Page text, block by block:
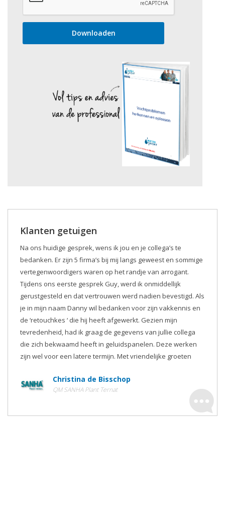
Klanten getuigen
Na ons huidige gesprek, wens ik jou en je collega’s te
bedanken. Er zijn 5 firma’s bij mij langs geweest en sommige
vertegenwoordigers waren op het randje van arrogant.
Tijdens ons eerste gesprek Guy, werd ik onmiddellijk
gerustgesteld en dat vertrouwen werd nadien bevestigd. Als
je in mijn naam Danny wil bedanken voor zijn vakkennis en
de ‘retouchkes ‘ die hij heeft afgewerkt. Gezien mijn
tevredenheid, had ik graag de gegevens van jullie collega
die zich bekwaamd heeft in geluidspanelen. Deze werken
zijn wel voor een latere termijn. Met vriendelijke groeten
Christina de Bisschop
QM SANHA Plant Ternat